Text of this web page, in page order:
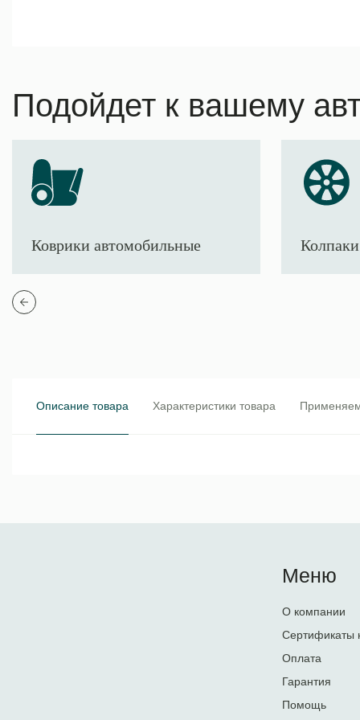
Подойдет к вашему
Коврики автомобильные
Описание товара Характеристики товара
Меню
О компании
Сертификаты
Оплата
Гарантия
Помощь